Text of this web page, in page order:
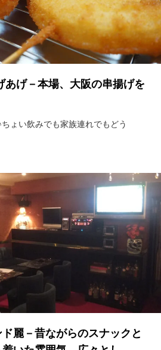
あげ－本場、大阪の串揚げを
ょい飲みでも家族連れでもどう
ド麗－昔ながらのスナックと